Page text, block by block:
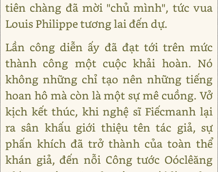
tiên chàng đã mời "chủ mình", tức vua
Louis Philippe tương lai đến dự.
Lần công diễn ấy đã đạt tới trên mức
thành công một cuộc khải hoàn. Nó
không những chỉ tạo nên những tiếng
hoan hô mà còn là một sự mê cuồng. Vở
kịch kết thúc, khi nghệ sĩ Fiếcmanh lại
ra sân khấu giới thiệu tên tác giả, sự
phấn khích đã trở thành của toàn thể
khán giả, đến nỗi Công tước Oóclêăng